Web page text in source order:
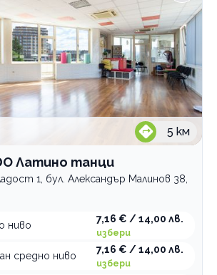
5 км
Латино танци
1, бул. Александър Малинов 38,
ниво
7,16 € / 14,00 лв.
избери
средно ниво
7,16 € / 14,00 лв.
избери